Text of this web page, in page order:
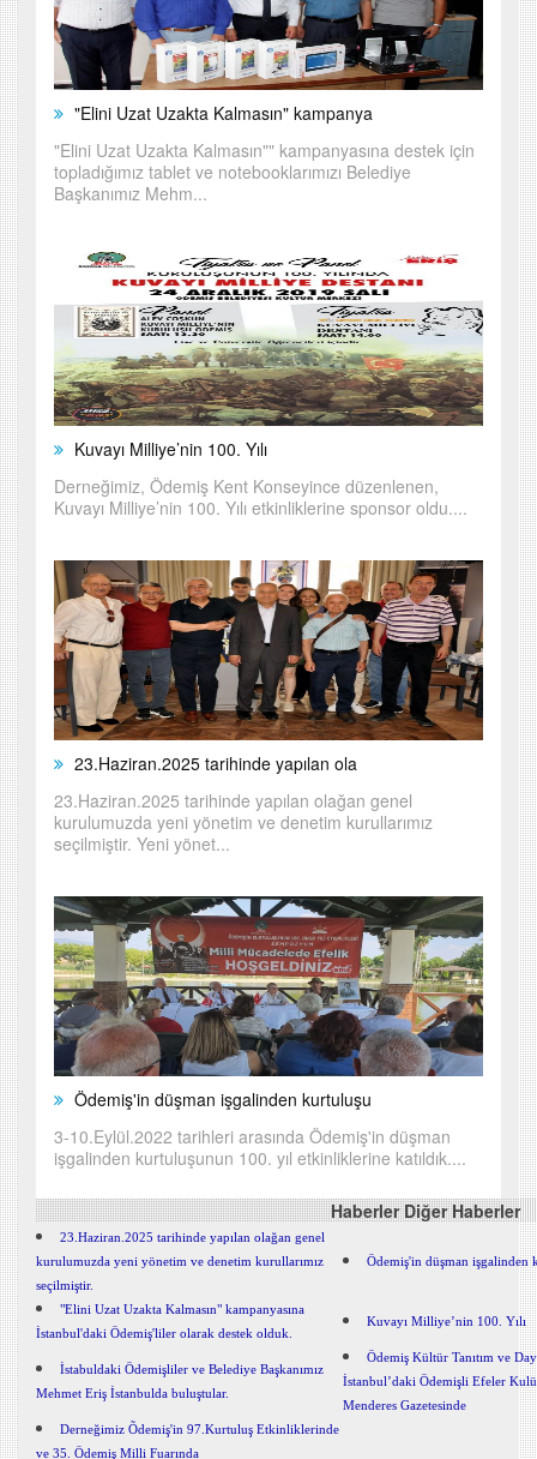
"Elini Uzat Uzakta Kalmasın" kampanya
"Elini Uzat Uzakta Kalmasın"" kampanyasına destek için
topladığımız tablet ve notebooklarımızı Belediye
Başkanımız Mehm...
Kuvayı Milliye’nin 100. Yılı
Derneğimiz, Ödemiş Kent Konseyince düzenlenen,
Kuvayı Milliye’nin 100. Yılı etkinliklerine sponsor oldu....
23.Haziran.2025 tarihinde yapılan ola
23.Haziran.2025 tarihinde yapılan olağan genel
kurulumuzda yeni yönetim ve denetim kurullarımız
seçilmiştir. Yeni yönet...
Ödemiş'in düşman işgalinden kurtuluşu
3-10.Eylül.2022 tarihleri arasında Ödemiş'in düşman
işgalinden kurtuluşunun 100. yıl etkinliklerine katıldık....
Haberler Diğer Haberler
23.Haziran.2025 tarihinde yapılan olağan genel
kurulumuzda yeni yönetim ve denetim kurullarımız
seçilmiştir.
Ödemiş'in düşman işgalinden
"Elini Uzat Uzakta Kalmasın" kampanyasına
İstanbul'daki Ödemiş'liler olarak destek olduk.
Kuvayı Milliye’nin 100. Yılı
İstabuldaki Ödemişliler ve Belediye Başkanımız
Mehmet Eriş İstanbulda buluştular.
Ödemiş Kültür Tanıtım ve
İstanbul’daki Ödemişli Efeler
Menderes Gazetesinde
Derneğimiz Õdemiş'in 97.Kurtuluş Etkinliklerinde
ve 35. Ödemiş Milli Fuarında